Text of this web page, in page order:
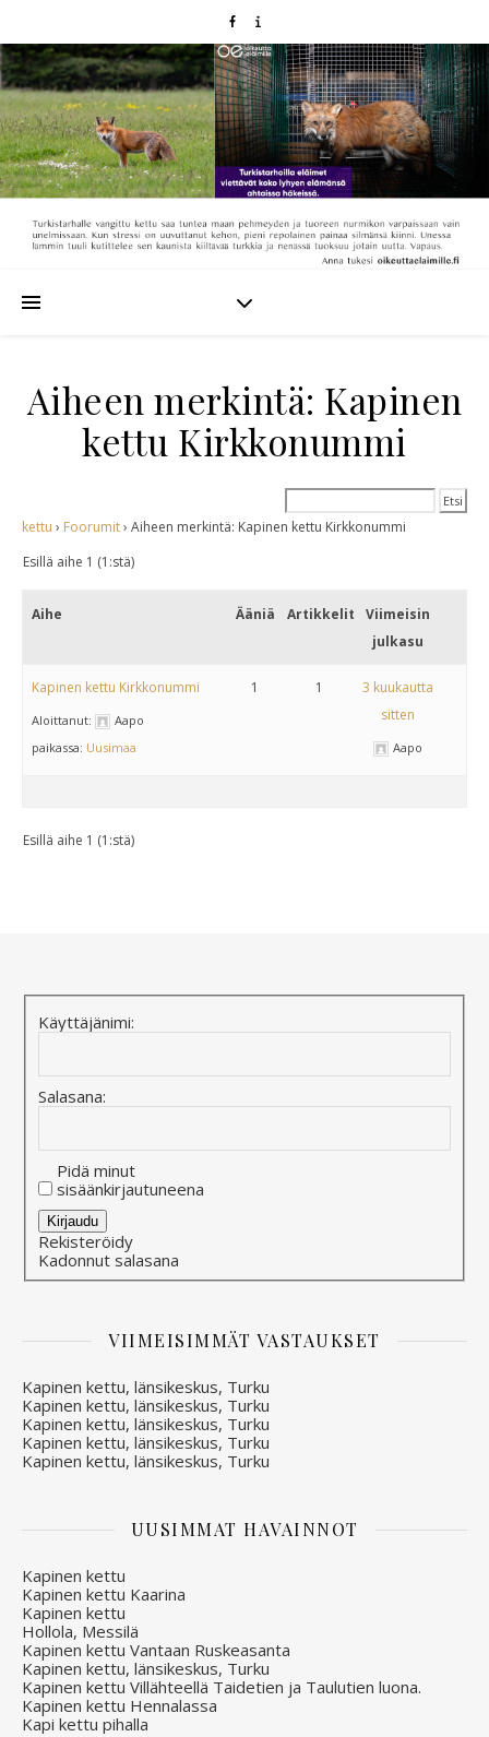
Aiheen merkintä: Kapinen
kettu Kirkkonummi
kettu › Foorumit› Aiheen merkintä: Kapinen kettu Kirkkonummi
Esillä aihe 1 (1:stä)
Aihe Ääniä Artikkelit
Viimeisin
julkasu
Kapinen kettu Kirkkonummi
Aloittanut:
Aapo
paikassa: Uusimaa
1 1
3 kuukautta
sitten
Aapo
Esillä aihe 1 (1:stä)
Käyttäjänimi:
Salasana:
Pidä minut
sisäänkirjautuneena
Alternative:
Kirjaudu
Rekisteröidy
Kadonnut salasana
VIIMEISIMMÄT VASTAUKSET
Kapinen kettu, länsikeskus, Turku
Kapinen kettu, länsikeskus, Turku
Kapinen kettu, länsikeskus, Turku
Kapinen kettu, länsikeskus, Turku
Kapinen kettu, länsikeskus, Turku
UUSIMMAT HAVAINNOT
Kapinen kettu
Kapinen kettu Kaarina
Kapinen kettu
Hollola, Messilä
Kapinen kettu Vantaan Ruskeasanta
Kapinen kettu, länsikeskus, Turku
Kapinen kettu Villähteellä Taidetien ja Taulutien luona.
Kapinen kettu Hennalassa
Kapi kettu pihalla